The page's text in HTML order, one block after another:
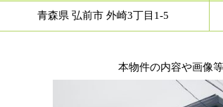
青森県 弘前市 外崎3丁目1-5
本物件の内容や画像